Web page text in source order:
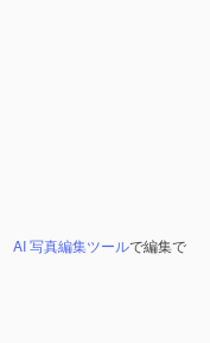
AI 写真編集ツールで編集で